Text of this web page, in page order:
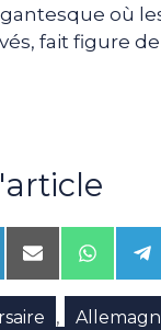
où
fait figure
Share
on
Email
Share
on
,